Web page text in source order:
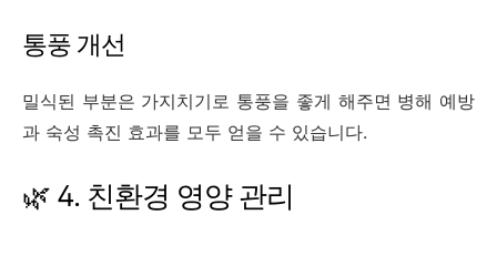
통풍 개선
밀식된 부분은 가지치기로 통풍을 좋게 해주면 병해 예방
과 숙성 촉진 효과를 모두 얻을 수 있습니다.
🌿 4. 친환경 영양 관리